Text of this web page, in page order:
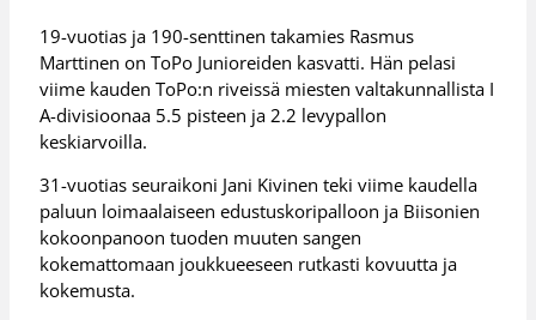
19-vuotias ja 190-senttinen takamies Rasmus
Marttinen on ToPo Junioreiden kasvatti. Hän pelasi
viime kauden ToPo:n riveissä miesten valtakunnallista I
A-divisioonaa 5.5 pisteen ja 2.2 levypallon
keskiarvoilla.
31-vuotias seuraikoni Jani Kivinen teki viime kaudella
paluun loimaalaiseen edustuskoripalloon ja Biisonien
kokoonpanoon tuoden muuten sangen
kokemattomaan joukkueeseen rutkasti kovuutta ja
kokemusta.